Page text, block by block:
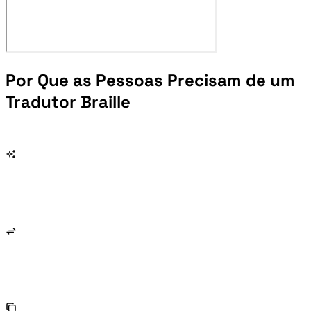
Por Que as Pessoas Precisam de um
Tradutor Braille